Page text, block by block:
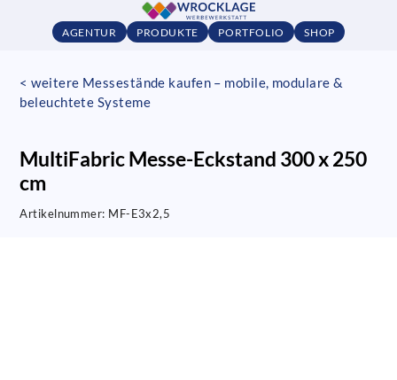
AGENTUR PRODUKTE PORTFOLIO SHOP
< weitere Messestände kaufen – mobile, modulare &
beleuchtete Systeme
MultiFabric Messe-Eckstand 300 x 250
cm
Artikelnummer: MF-E3x2,5